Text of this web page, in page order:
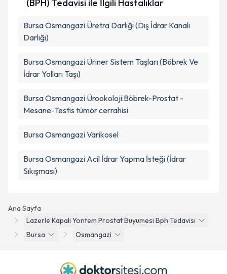
Ana Sayfa
Lazerle Kapali Yontem Prostat Buyumesi Bph Tedavisi
Bursa
Osmangazi
(BPH) Tedavisi ile İlgili Hastalıklar
Bursa Osmangazi Üretra Darlığı (Dış İdrar Kanalı
Darlığı)
Bursa Osmangazi Üriner Sistem Taşları (Böbrek Ve
İdrar Yolları Taşı)
Bursa Osmangazi Ürookoloji:Böbrek-Prostat -
Mesane-Testis tümör cerrahisi
Bursa Osmangazi Varikosel
Bursa Osmangazi Acil İdrar Yapma İsteği (İdrar
Sıkışması)